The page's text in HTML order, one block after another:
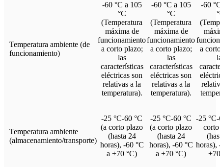
Temperatura ambiente (de
funcionamiento)
-60 °C a 105
°C
(Temperatura
máxima de
funcionamiento
a corto plazo;
las
características
eléctricas son
relativas a la
temperatura).
-60 °C a 105
°C
(Temperatura
máxima de
funcionamiento
a corto plazo;
las
características
eléctricas son
relativas a la
temperatura).
-60
a
Temperatura ambiente
(almacenamiento/transporte)
-25 °C-60 °C
(a corto plazo
(hasta 24
horas), -60 °C
a +70 °C)
-25 °C-60 °C
(a corto plazo
(hasta 24
horas), -60 °C
a +70 °C)
-25
horas),